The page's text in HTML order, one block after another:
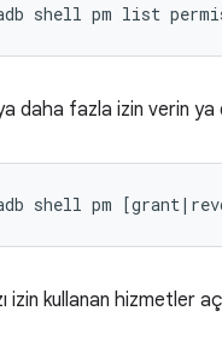
shell pm list
daha fazla izin verin ya
shell pm
izin kullanan hizmetler